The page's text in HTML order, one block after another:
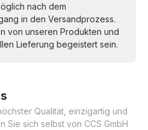
nach dem
in den Versandprozess.
von unseren Produkten und
Lieferung begeistert sein.
Qualität, einzigartig und
Sie sich selbst von CCS GmbH